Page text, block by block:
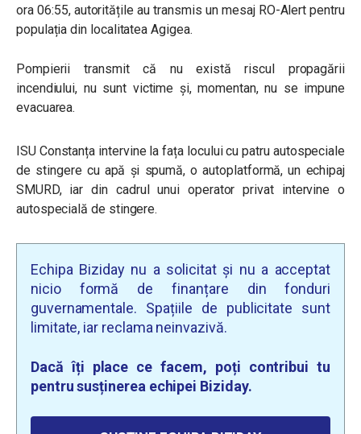
ora 06:55, autoritățile au transmis un mesaj RO-Alert pentru
populația din localitatea Agigea.
Pompierii transmit că nu există riscul propagării
incendiului, nu sunt victime și, momentan, nu se impune
evacuarea.
ISU Constanța intervine la fața locului cu patru autospeciale
de stingere cu apă și spumă, o autoplatformă, un echipaj
SMURD, iar din cadrul unui operator privat intervine o
autospecială de stingere.
Echipa Biziday nu a solicitat și nu a acceptat
nicio formă de finanțare din fonduri
guvernamentale. Spațiile de publicitate sunt
limitate, iar reclama neinvazivă.
Dacă îți place ce facem, poți contribui tu
pentru susținerea echipei Biziday.